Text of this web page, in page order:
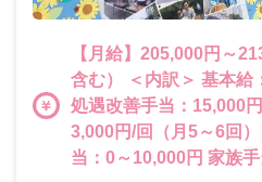
【月給】205,000円～
含む） ＜内訳＞ 基本給：175,000円～175,000円
処遇改善手当：15,000
3,000円/回（月5～6回） ＜その他手当＞ 資格手
当：0～10,000円 家族